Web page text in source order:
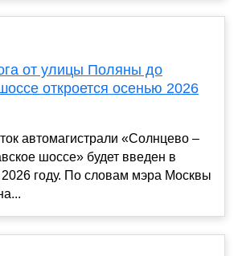
от улицы Поляны до
откроется осенью 2026
автомагистрали «Солнцево –
шоссе» будет введен в
году. По словам мэра Москвы